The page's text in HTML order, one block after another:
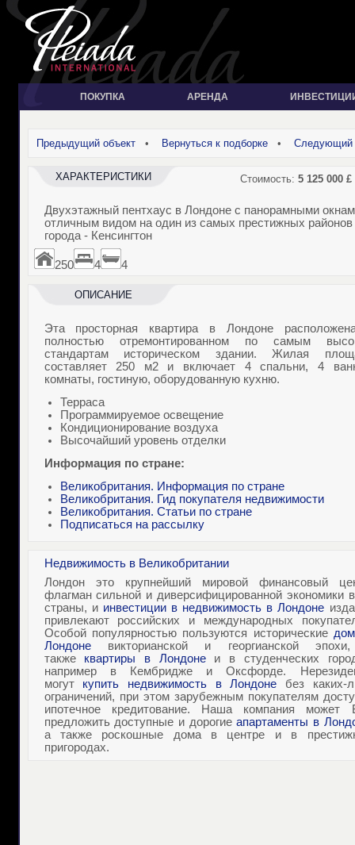
ПОКУПКА АРЕНДА
Предыдущий объект• Вернуться к подборке• Следующий
Стоимость: 5 125 000 £
ХАРАКТЕРИСТИКИ
Двухэтажный пентхаус в Лондоне с панорамными
отличным видом на один из самых престижных районов
города - Кенсингтон
250 4 4
ОПИСАНИЕ
Эта просторная квартира в Лондоне
полностью отремонтированном по самым
стандартам историческом здании. Жилая
составляет 250 м2и включает 4 спальни, 4
комнаты, гостиную, оборудованную кухню.
Терраса
Программируемое освещение
Кондиционирование воздуха
Высочайший уровень отделки
Информация по стране:
Великобритания. Информация по стране
Великобритания. Гид покупателя недвижимости
Великобритания. Статьи по стране
Подписаться на рассылку
Недвижимость в Великобритании
Лондон это крупнейший мировой финансовый
флагман сильной и диверсифицированной экономики
страны, и инвестиции в недвижимость в Лондоне
привлекают российских и международных
Особой популярностью пользуются исторические
Лондоневикторианской и георгианской
также квартиры в Лондонеи в студенческих
например в Кембридже и Оксфорде.
могут купить недвижимость в Лондоне без каких-
ограничений, при этом зарубежным покупателям
ипотечное кредитование. Наша компания может
предложить доступные и дорогиеапартаменты в
а также роскошные дома в центре и в
пригородах.